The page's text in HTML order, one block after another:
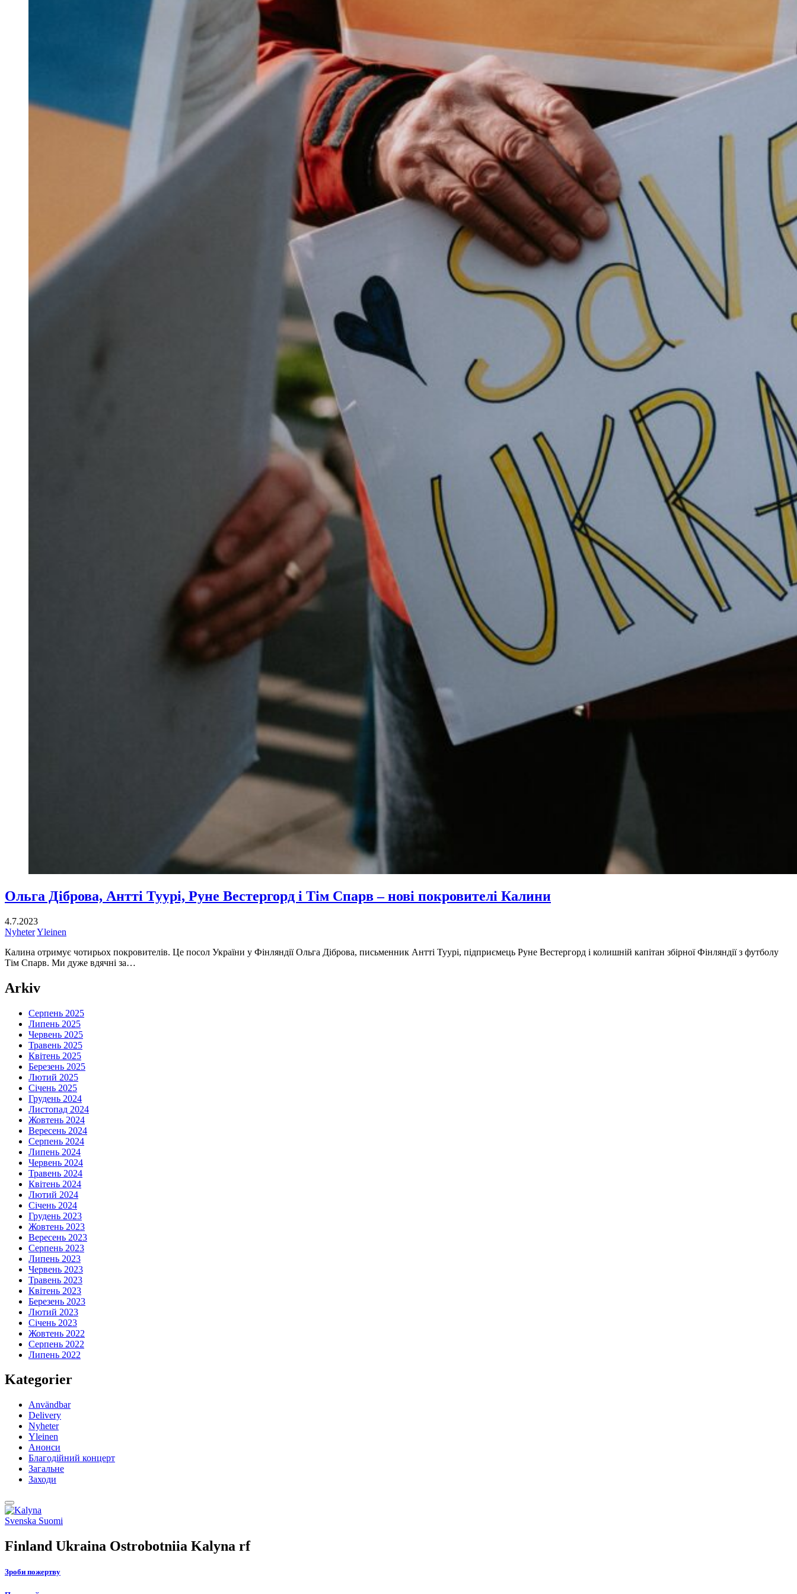
Ольга Діброва, Антті Туурі, Руне Вестергорд і Тім Спарв – нові покровителі Калини
4.7.2023
NyheterYleinen
Калина отримує чотирьох покровителів. Це посол України у Фінляндії Ольга Діброва, письменник Антті Туурі, підприємець Руне Вестергорд і колишній капітан збірної Фінляндії з футболу
Тім Спарв. Ми дуже вдячні за…
Arkiv
Серпень 2025
Липень 2025
Червень 2025
Травень 2025
Квітень 2025
Березень 2025
Лютий 2025
Січень 2025
Грудень 2024
Листопад 2024
Жовтень 2024
Вересень 2024
Серпень 2024
Липень 2024
Червень 2024
Травень 2024
Квітень 2024
Лютий 2024
Січень 2024
Грудень 2023
Жовтень 2023
Вересень 2023
Серпень 2023
Липень 2023
Червень 2023
Травень 2023
Квітень 2023
Березень 2023
Лютий 2023
Січень 2023
Жовтень 2022
Серпень 2022
Липень 2022
Kategorier
Användbar
Delivery
Nyheter
Yleinen
Анонси
Благодійний концерт
Загальне
Заходи
Back
to
top
Social
Svenska Suomi
Finland Ukraina Ostrobotniia Kalyna rf
Зроби пожертву